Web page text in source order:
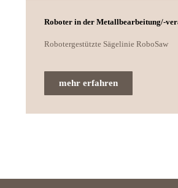
Roboter in der Metallbearbeitung/-
Robotergestützte Sägelinie RoboSaw
mehr erfahren